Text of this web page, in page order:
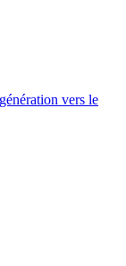
vers le